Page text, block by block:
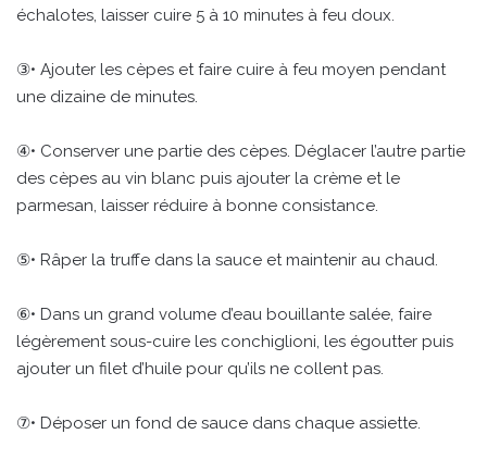
échalotes, laisser cuire 5 à 10 minutes à feu doux.
③• Ajouter les cèpes et faire cuire à feu moyen pendant
une dizaine de minutes.
④• Conserver une partie des cèpes. Déglacer l’autre partie
des cèpes au vin blanc puis ajouter la crème et le
parmesan, laisser réduire à bonne consistance.
⑤• Râper la truffe dans la sauce et maintenir au chaud.
⑥• Dans un grand volume d’eau bouillante salée, faire
légèrement sous-cuire les conchiglioni, les égoutter puis
ajouter un filet d’huile pour qu’ils ne collent pas.
⑦• Déposer un fond de sauce dans chaque assiette.